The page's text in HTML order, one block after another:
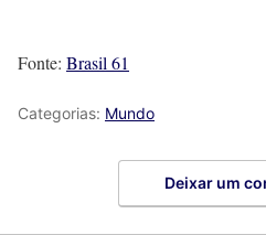
Fonte: Brasil 61
Categorias: Mundo
Deixar um